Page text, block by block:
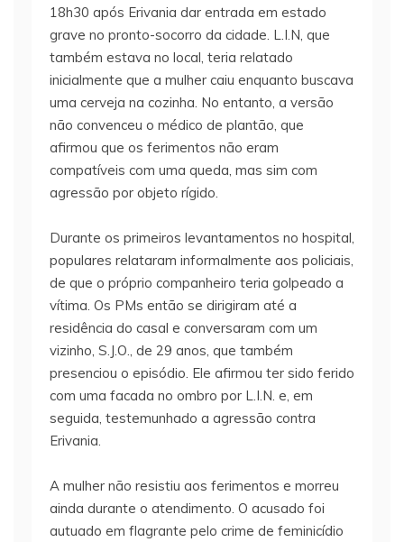
18h30 após Erivania dar entrada em estado
grave no pronto-socorro da cidade. L.I.N, que
também estava no local, teria relatado
inicialmente que a mulher caiu enquanto buscava
uma cerveja na cozinha. No entanto, a versão
não convenceu o médico de plantão, que
afirmou que os ferimentos não eram
compatíveis com uma queda, mas sim com
agressão por objeto rígido.
Durante os primeiros levantamentos no hospital,
populares relataram informalmente aos policiais,
de que o próprio companheiro teria golpeado a
vítima. Os PMs então se dirigiram até a
residência do casal e conversaram com um
vizinho, S.J.O., de 29 anos, que também
presenciou o episódio. Ele afirmou ter sido ferido
com uma facada no ombro por L.I.N. e, em
seguida, testemunhado a agressão contra
Erivania.
A mulher não resistiu aos ferimentos e morreu
ainda durante o atendimento. O acusado foi
autuado em flagrante pelo crime de feminicídio